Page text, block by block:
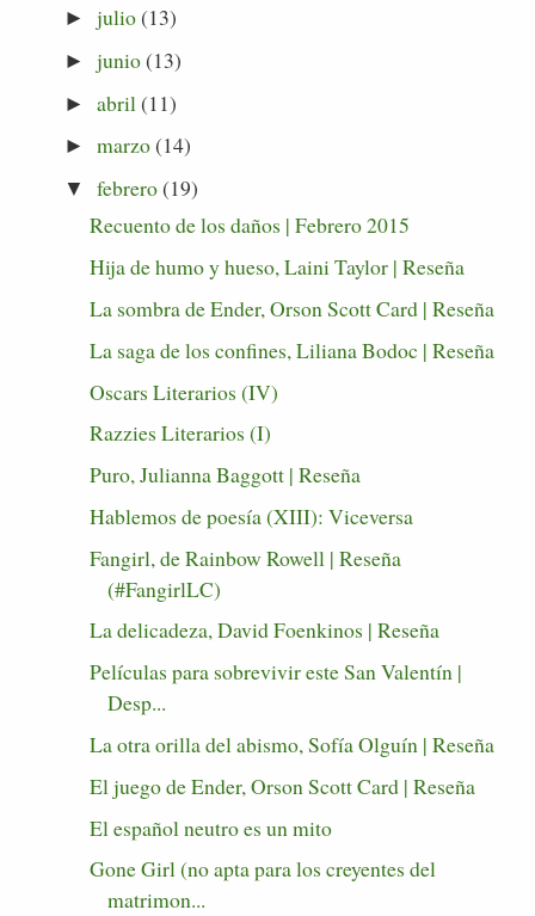
► julio(13)
► junio(13)
► abril (11)
► marzo(14)
▼ febrero(19)
Recuento de los daños | Febrero 2015
Hija de humo y hueso, Laini Taylor | Reseña
La sombra de Ender, Orson Scott Card | Reseña
La saga de los confines, Liliana Bodoc | Reseña
Oscars Literarios (IV)
Razzies Literarios (I)
Puro, Julianna Baggott | Reseña
Hablemos de poesía (XIII): Viceversa
Fangirl, de Rainbow Rowell | Reseña
(#FangirlLC)
La delicadeza, David Foenkinos | Reseña
Películas para sobrevivir este San Valentín |
Desp...
La otra orilla del abismo, Sofía Olguín | Reseña
El juego de Ender, Orson Scott Card | Reseña
El español neutro es un mito
Gone Girl (no apta para los creyentes del
matrimon...